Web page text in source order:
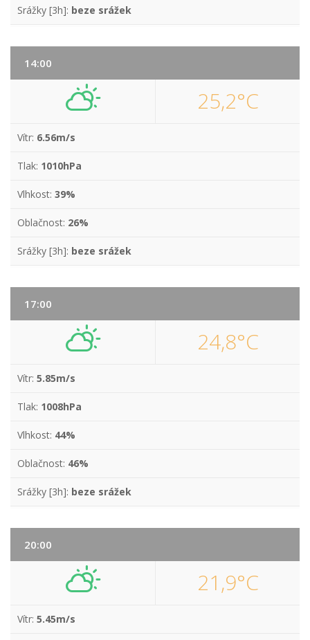
Srážky [3h]: beze srážek
14:00
25,2°C
Vítr: 6.56m/s
Tlak: 1010hPa
Vlhkost: 39%
Oblačnost: 26%
Srážky [3h]: beze srážek
17:00
24,8°C
Vítr: 5.85m/s
Tlak: 1008hPa
Vlhkost: 44%
Oblačnost: 46%
Srážky [3h]: beze srážek
20:00
21,9°C
Vítr: 5.45m/s